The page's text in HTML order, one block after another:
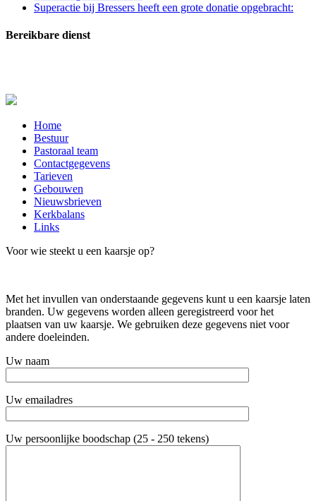
Superactie bij Bressers heeft een grote donatie opgebracht:
Bereikbare dienst
Close
Menu
Home
Bestuur
Pastoraal team
Contactgegevens
Tarieven
Gebouwen
Nieuwsbrieven
Kerkbalans
Links
Voor wie steekt u een kaarsje op?
Met het invullen van onderstaande gegevens kunt u een kaarsje laten
branden. Uw gegevens worden alleen geregistreerd voor het
plaatsen van uw kaarsje. We gebruiken deze gegevens niet voor
andere doeleinden.
Uw naam
Uw emailadres
Uw persoonlijke boodschap (25 - 250 tekens)